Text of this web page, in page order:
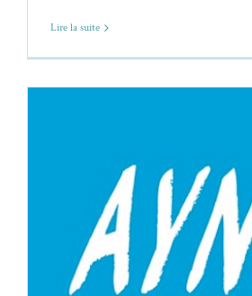
Lire la suite
La revue AYNA
Revue des revues